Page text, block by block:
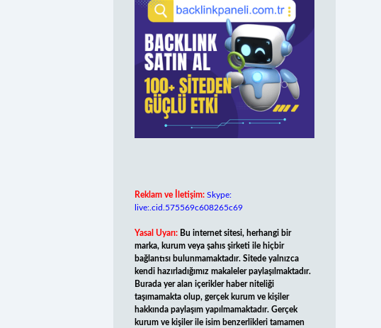
Reklam ve İletişim: Skype:
live:.cid.575569c608265c69
Yasal Uyarı: Bu internet sitesi, herhangi bir
marka, kurum veya şahıs şirketi ile hiçbir
bağlantısı bulunmamaktadır. Sitede yalnızca
kendi hazırladığımız makaleler paylaşılmaktadır.
Burada yer alan içerikler haber niteliği
taşımamakta olup, gerçek kurum ve kişiler
hakkında paylaşım yapılmamaktadır. Gerçek
kurum ve kişiler ile isim benzerlikleri tamamen